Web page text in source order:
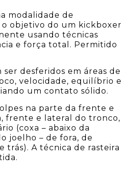
modalidade de
objetivo do um kickboxer
usando técnicas
e força total. Permitido
ser desferidos em áreas de
velocidade, equilíbrio e
um contato sólido.
na parte da frente e
frente e lateral do tronco,
(coxa – abaixo da
joelho – de fora, de
trás). A técnica de rasteira